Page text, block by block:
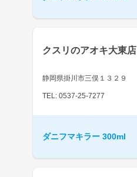
クスリのアオキ大東店
静岡県掛川市三俣１３２９
TEL: 0537-25-7277
ダニフマキラー 300ml